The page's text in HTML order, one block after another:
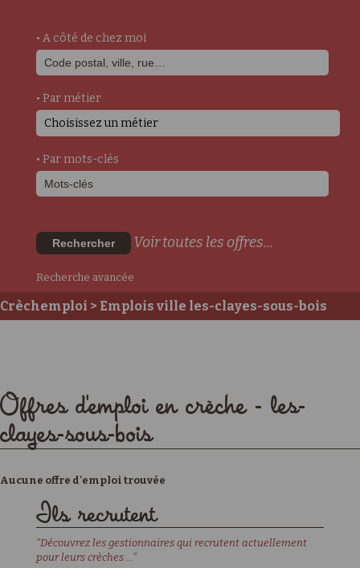
• A côté de chez moi
• Par métier
Choisissez un métier
• Par mots-clés
Rechercher Voir toutes les offres...
Recherche avancée
Crèchemploi > Emplois ville les-clayes-sous-bois
Offres d'emploi en crèche - les-
clayes-sous-bois
Aucune offre d'emploi trouvée
Ils recrutent
"Découvrez les gestionnaires qui recrutent actuellement
pour leurs crèches ..."